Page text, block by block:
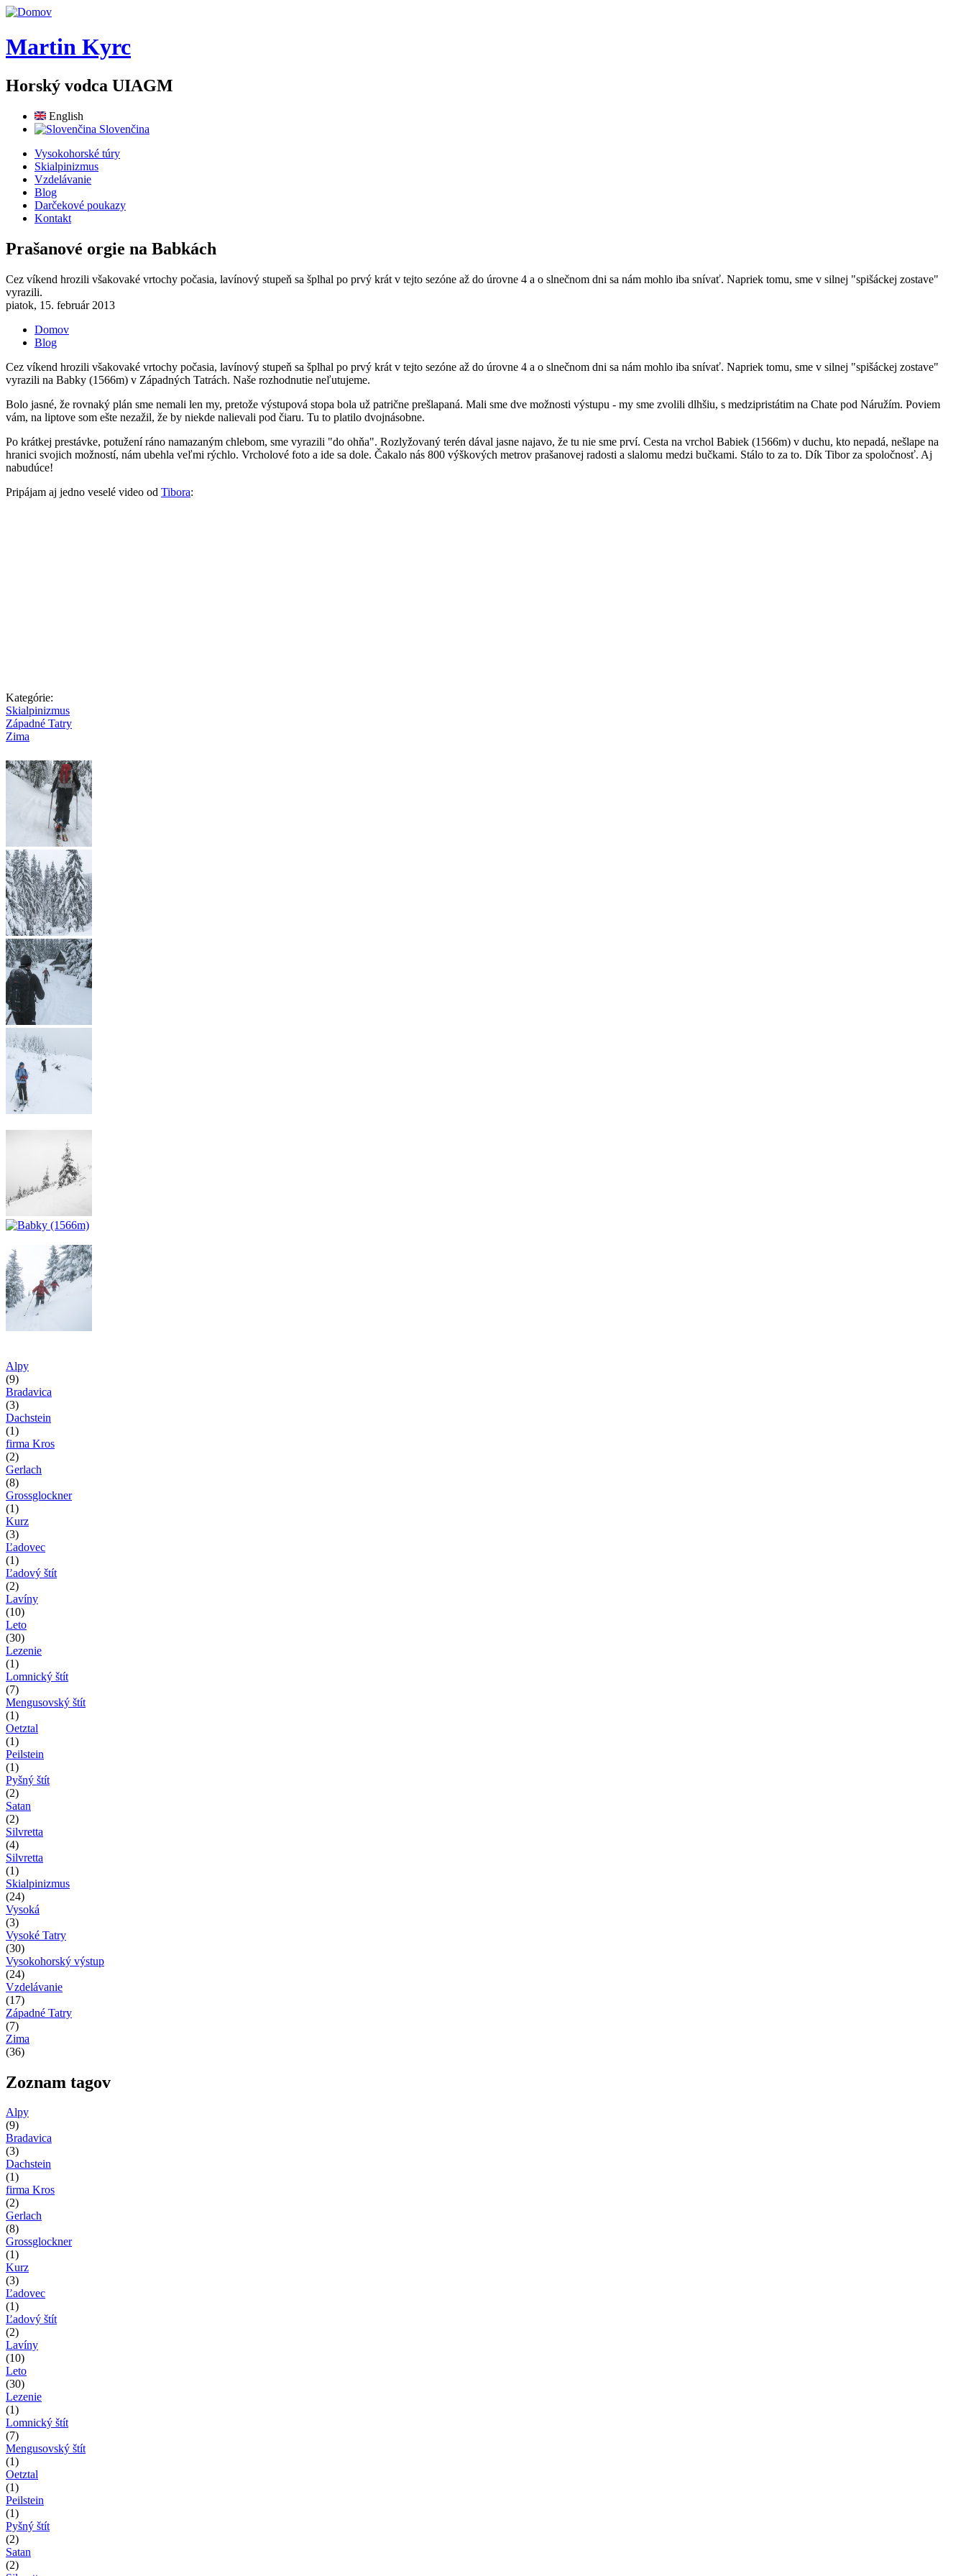
Skočiť na hlavný obsah
Martin Kyrc
Horský vodca UIAGM
English
Slovenčina
Vysokohorské túry
Skialpinizmus
Vzdelávanie
Blog
Darčekové poukazy
Kontakt
Prašanové orgie na Babkách
Cez víkend hrozili všakovaké vrtochy počasia, lavínový stupeň sa šplhal po prvý krát v tejto sezóne až do úrovne 4 a o slnečnom dni sa nám mohlo iba snívať. Napriek tomu, sme v silnej "spišáckej zostave"
vyrazili.
piatok, 15. február 2013
Nachádzate sa tu
Domov
Blog
Cez víkend hrozili všakovaké vrtochy počasia, lavínový stupeň sa šplhal po prvý krát v tejto sezóne až do úrovne 4 a o slnečnom dni sa nám mohlo iba snívať. Napriek tomu, sme v silnej "spišáckej zostave"
vyrazili na Babky (1566m) v Západných Tatrách. Naše rozhodnutie neľutujeme.
Bolo jasné, že rovnaký plán sme nemali len my, pretože výstupová stopa bola už patrične prešlapaná. Mali sme dve možnosti výstupu - my sme zvolili dlhšiu, s medzipristátim na Chate pod Náružím. Poviem
vám, na liptove som ešte nezažil, že by niekde nalievali pod čiaru. Tu to platilo dvojnásobne.
Po krátkej prestávke, potužení ráno namazaným chlebom, sme vyrazili "do ohňa". Rozlyžovaný terén dával jasne najavo, že tu nie sme prví. Cesta na vrchol Babiek (1566m) v duchu, kto nepadá, nešlape na
hranici svojich možností, nám ubehla veľmi rýchlo. Vrcholové foto a ide sa dole. Čakalo nás 800 výškových metrov prašanovej radosti a slalomu medzi bučkami. Stálo to za to. Dík Tibor za spoločnosť. Aj
nabudúce!
Pripájam aj jedno veselé video od Tibora:
Kategórie:
Skialpinizmus
Západné Tatry
Zima
Alpy
(9)
Bradavica
(3)
Dachstein
(1)
firma Kros
(2)
Gerlach
(8)
Grossglockner
(1)
Kurz
(3)
Ľadovec
(1)
Ľadový štít
(2)
Lavíny
(10)
Leto
(30)
Lezenie
(1)
Lomnický štít
(7)
Mengusovský štít
(1)
Oetztal
(1)
Peilstein
(1)
Pyšný štít
(2)
Satan
(2)
Silvretta
(4)
Silvretta
(1)
Skialpinizmus
(24)
Vysoká
(3)
Vysoké Tatry
(30)
Vysokohorský výstup
(24)
Vzdelávanie
(17)
Západné Tatry
(7)
Zima
(36)
Zoznam tagov
Alpy
(9)
Bradavica
(3)
Dachstein
(1)
firma Kros
(2)
Gerlach
(8)
Grossglockner
(1)
Kurz
(3)
Ľadovec
(1)
Ľadový štít
(2)
Lavíny
(10)
Leto
(30)
Lezenie
(1)
Lomnický štít
(7)
Mengusovský štít
(1)
Oetztal
(1)
Peilstein
(1)
Pyšný štít
(2)
Satan
(2)